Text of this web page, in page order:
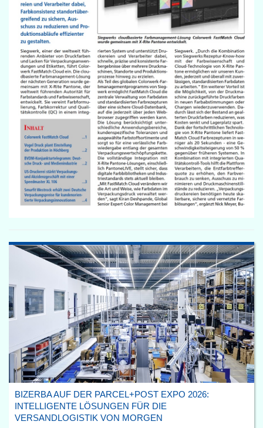
BIZERBA AUF DER PARCEL+POST EXPO 2026:
INTELLIGENTE LÖSUNGEN FÜR DIE
VERSANDLOGISTIK VON MORGEN